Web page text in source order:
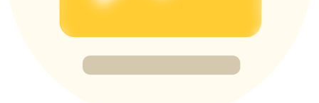
Precious Metals Trading Carnival
Trade Gold & Silver · 33,333 USDT Bonus